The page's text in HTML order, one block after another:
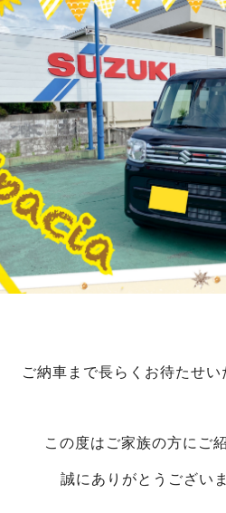
ご納車まで長らくお待たせい
この度はご家族の方にご
誠にありがとうござい